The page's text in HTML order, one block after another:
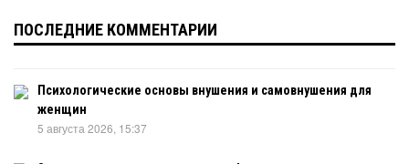
ПОСЛЕДНИЕ КОММЕНТАРИИ
Психологические основы внушения и самовнушения для
женщин
5 августа 2026, 15:37